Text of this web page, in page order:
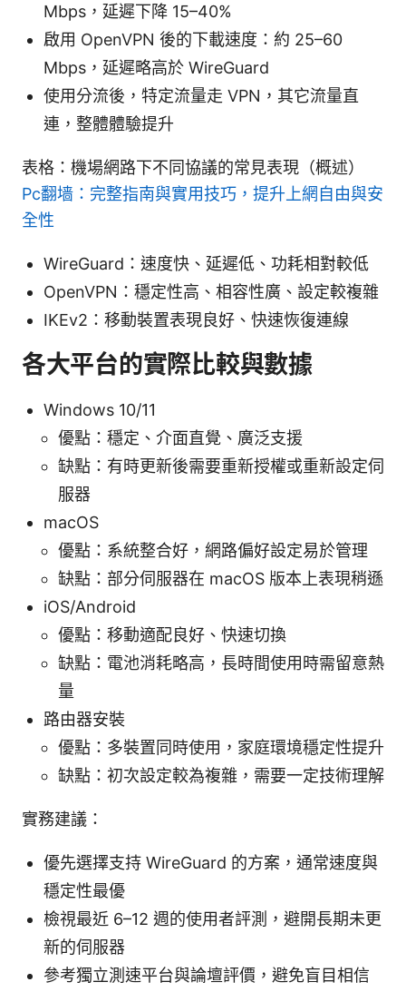
Mbps，延遲下降 15–40%
啟用 OpenVPN 後的下載速度：約 25–60
Mbps，延遲略高於 WireGuard
使用分流後，特定流量走 VPN，其它流量直
連，整體體驗提升
表格：機場網路下不同協議的常見表現（概述）
Pc翻墙：完整指南與實用技巧，提升上網自由與安
全性
WireGuard：速度快、延遲低、功耗相對較低
OpenVPN：穩定性高、相容性廣、設定較複雜
IKEv2：移動裝置表現良好、快速恢復連線
各大平台的實際比較與數據
Windows 10/11
優點：穩定、介面直覺、廣泛支援
缺點：有時更新後需要重新授權或重新設定伺
服器
macOS
優點：系統整合好，網路偏好設定易於管理
缺點：部分伺服器在 macOS 版本上表現稍遜
iOS/Android
優點：移動適配良好、快速切換
缺點：電池消耗略高，長時間使用時需留意熱
量
路由器安裝
優點：多裝置同時使用，家庭環境穩定性提升
缺點：初次設定較為複雜，需要一定技術理解
實務建議：
優先選擇支持 WireGuard 的方案，通常速度與
穩定性最優
檢視最近 6–12 週的使用者評測，避開長期未更
新的伺服器
參考獨立測速平台與論壇評價，避免盲目相信